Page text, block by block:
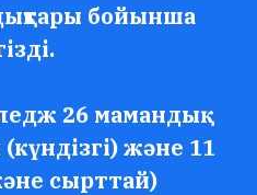
бойынша
26 мамандық
және 11
сырттай)